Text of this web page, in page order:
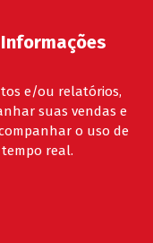
e/ou relatórios,
suas vendas e
o uso de
real.